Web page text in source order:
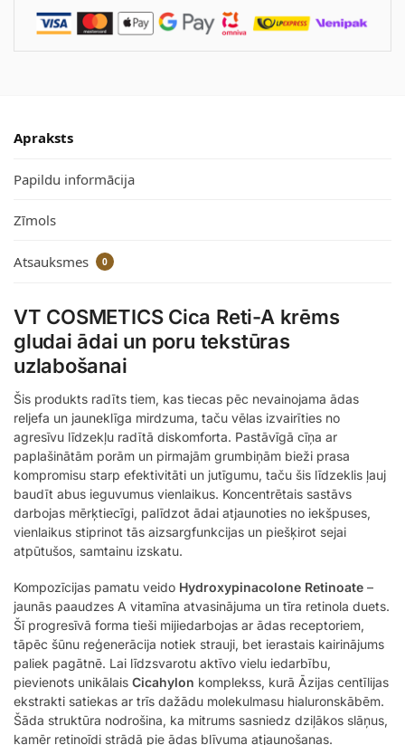
Apraksts
Papildu informācija
Zīmols
Atsauksmes 0
VT COSMETICS Cica Reti-A krēms
gludai ādai un poru tekstūras
uzlabošanai
Šis produkts radīts tiem, kas tiecas pēc nevainojama ādas
reljefa un jauneklīga mirdzuma, taču vēlas izvairīties no
agresīvu līdzekļu radītā diskomforta. Pastāvīgā cīņa ar
paplašinātām porām un pirmajām grumbiņām bieži prasa
kompromisu starp efektivitāti un jutīgumu, taču šis līdzeklis ļauj
baudīt abus ieguvumus vienlaikus. Koncentrētais sastāvs
darbojas mērķtiecīgi, palīdzot ādai atjaunoties no iekšpuses,
vienlaikus stiprinot tās aizsargfunkcijas un piešķirot sejai
atpūtušos, samtainu izskatu.
Kompozīcijas pamatu veido Hydroxypinacolone Retinoate –
jaunās paaudzes A vitamīna atvasinājuma un tīra retinola duets.
Šī progresīvā forma tieši mijiedarbojas ar ādas receptoriem,
tāpēc šūnu reģenerācija notiek strauji, bet ierastais kairinājums
paliek pagātnē. Lai līdzsvarotu aktīvo vielu iedarbību,
pievienots unikālais Cicahylon komplekss, kurā Āzijas centīlijas
ekstrakti satiekas ar trīs dažādu molekulmasu hialuronskābēm.
Šāda struktūra nodrošina, ka mitrums sasniedz dziļākos slāņus,
kamēr retinoīdi strādā pie ādas blīvuma atjaunošanas.